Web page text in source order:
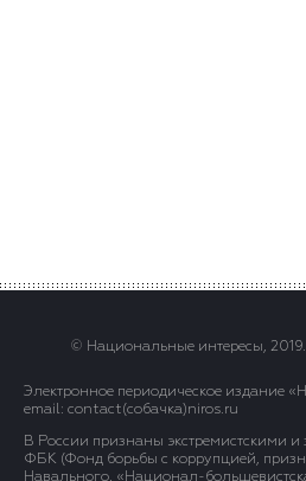
© Национальные интересы,
Электронное периодическое издание
email: contact(сoбaчка)niros.ru
В России признаны экстремистскими
ФБК (Фонд борьбы с коррупцией,
Навального, «Национал-